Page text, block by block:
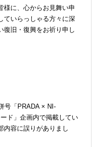
様に、心からお見舞い申
ていらっしゃる方々に深
復旧・復興をお祈り申し
号「PRADA × NI-
ド」企画内で掲載してい
内容に誤りがありまし